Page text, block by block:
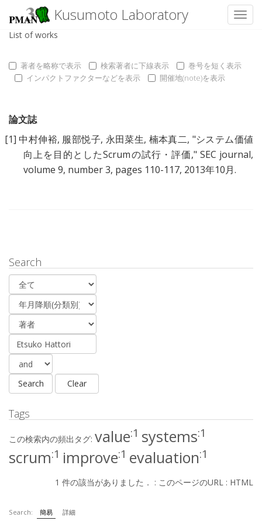
Kusumoto Laboratory
List of works
著者を略称で表示 検索著者に下線表示
巻号を短く表示
インパクトファクターなどを表示
開催地(note)を表示
論文誌
[1] 中村伸裕, 服部悦子, 永田菜生, 楠本真二, "システム価値
向上を目的としたScrumの試行・評価," SEC journal,
volume 9, number 3, pages 110-117, 2013年10月.
Search
Tags
この検索内の頻出タグ: value:1 systems:1
scrum:1 improve:1 evaluation:1
1 件の該当がありました． : このページのURL : HTML
Search: 簡易 詳細